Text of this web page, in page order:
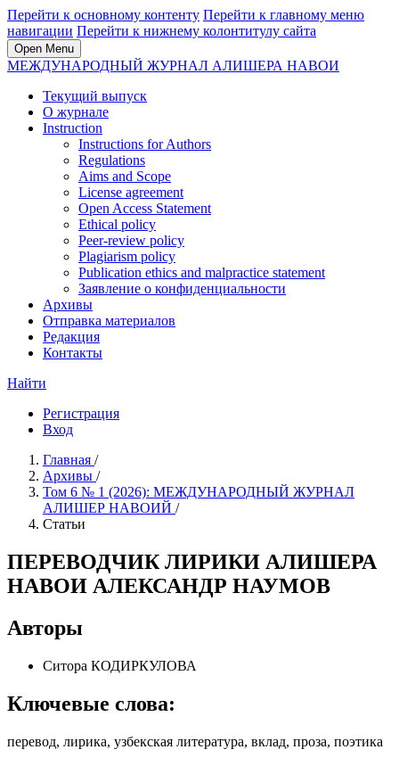
Перейти к основному контенту Перейти к главному меню
навигации Перейти к нижнему колонтитулу сайта
Open Menu
МЕЖДУНАРОДНЫЙ ЖУРНАЛ АЛИШЕРА НАВОИ
Текущий выпуск
О журнале
Instruction
Instructions for Authors
Regulations
Aims and Scope
License agreement
Open Access Statement
Ethical policy
Peer-review policy
Plagiarism policy
Publication ethics and malpractice statement
Заявление о конфиденциальности
Архивы
Отправка материалов
Редакция
Контакты
Найти
Регистрация
Вход
Главная /
Архивы /
Том 6 № 1 (2026): МЕЖДУНАРОДНЫЙ ЖУРНАЛ
АЛИШЕР НАВОИЙ /
Статьи
ПЕРЕВОДЧИК ЛИРИКИ АЛИШЕРА
НАВОИ АЛЕКСАНДР НАУМОВ
Авторы
Ситора КОДИРКУЛОВА
Ключевые слова:
перевод, лирика, узбекская литература, вклад, проза, поэтика